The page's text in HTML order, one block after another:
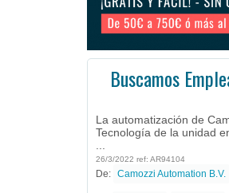
Buscamos
La automatización de
Tecnología de la unidad
26/3/2022 ref: AR94104
De: Camozzi Automation B.V.